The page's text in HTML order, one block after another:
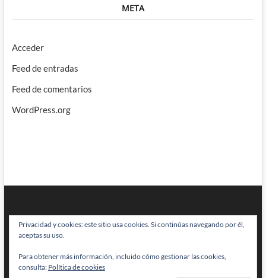
META
Acceder
Feed de entradas
Feed de comentarios
WordPress.org
BRAINSTOMPING| Diseñado por:Theme Freesia|WordPress| © Todos
los derechos reservados
Privacidad y cookies: este sitio usa cookies. Si continúas navegando por él,
aceptas su uso.
Para obtener más información, incluido cómo gestionar las cookies,
consulta: Política de cookies